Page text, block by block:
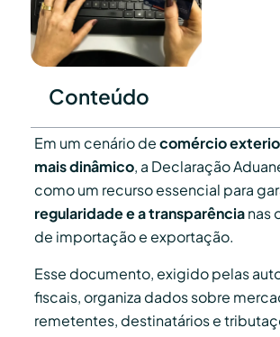
Conteúdo
Em um cenário decomércio
mais dinâmico, a Declaração
como um recurso essencial para
regularidade e a transparêncianas
de importação e exportação.
Esse documento, exigido pelas
fiscais, organiza dados sobre
remetentes, destinatários e